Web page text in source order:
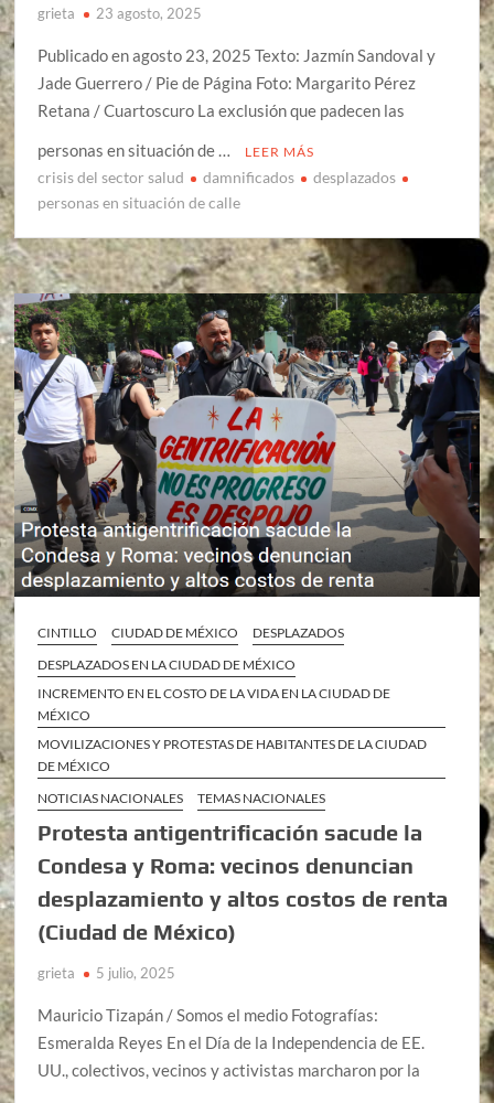
grieta 23 agosto, 2025
Publicado en agosto 23, 2025 Texto: Jazmín Sandoval y
Jade Guerrero / Pie de Página Foto: Margarito Pérez
Retana / Cuartoscuro La exclusión que padecen las
personas en situación de …
LEER MÁS
crisis del sector salud damnificados
desplazados
personas en situación de calle
CINTILLO CIUDAD DE MÉXICO
DESPLAZADOS
DESPLAZADOS EN LA CIUDAD DE MÉXICO
INCREMENTO EN EL COSTO DE LA VIDA EN LA CIUDAD DE
MÉXICO
MOVILIZACIONES Y PROTESTAS DE HABITANTES DE LA CIUDAD
DE MÉXICO
NOTICIAS NACIONALES
TEMAS NACIONALES
Protesta antigentrificación sacude la
Condesa y Roma: vecinos denuncian
desplazamiento y altos costos de renta
(Ciudad de México)
grieta 5 julio, 2025
Mauricio Tizapán / Somos el medio Fotografías:
Esmeralda Reyes En el Día de la Independencia de EE.
UU., colectivos, vecinos y activistas marcharon por la